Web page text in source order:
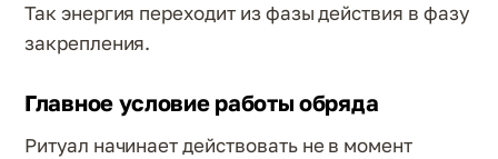
Так энергия переходит из фазы действия в фазу
закрепления.
Главное условие работы обряда
Ритуал начинает действовать не в момент